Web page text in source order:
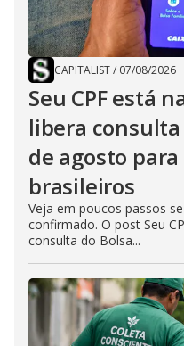
CAPITALIST/ 07/08/2026
Seu CPF está
libera consulta
de agosto
brasileiros
Veja em poucos passos
confirmado. O post Seu
consulta do Bolsa...